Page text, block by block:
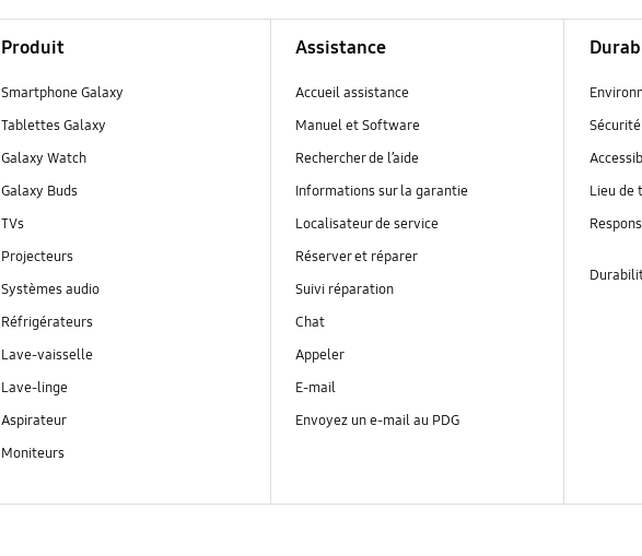
Produit
Smartphone Galaxy
Tablettes Galaxy
Galaxy Watch
Galaxy Buds
TVs
Projecteurs
Systèmes audio
Réfrigérateurs
Lave-vaisselle
Lave-linge
Aspirateur
Moniteurs
Assistance
Accueil assistance
Manuel et Software
Rechercher de l’aide
Informations sur la garantie
Localisateur de service
Réserver et réparer
Suivi réparation
Chat
Appeler
E-mail
Envoyez un e-mail au PDG
Lieu de